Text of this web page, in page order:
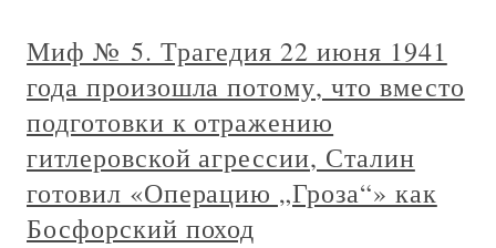
Миф № 5. Трагедия 22 июня 1941
года произошла потому, что вместо
подготовки к отражению
гитлеровской агрессии, Сталин
готовил «Операцию „Гроза“» как
Босфорский поход